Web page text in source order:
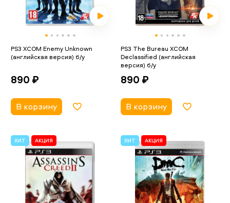
PS3 XCOM Enemy Unknown
(английская версия) б/у
890 ₽
В корзину
PS3 The Bureau XCOM
Declassified (английская
версия) б/у
890 ₽
В корзину
ХИТ АКЦИЯ ХИТ АКЦИЯ